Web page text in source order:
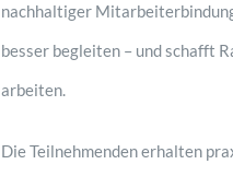
nachhaltiger
besser begleiten – und schafft
arbeiten.
Die Teilnehmenden erhalten